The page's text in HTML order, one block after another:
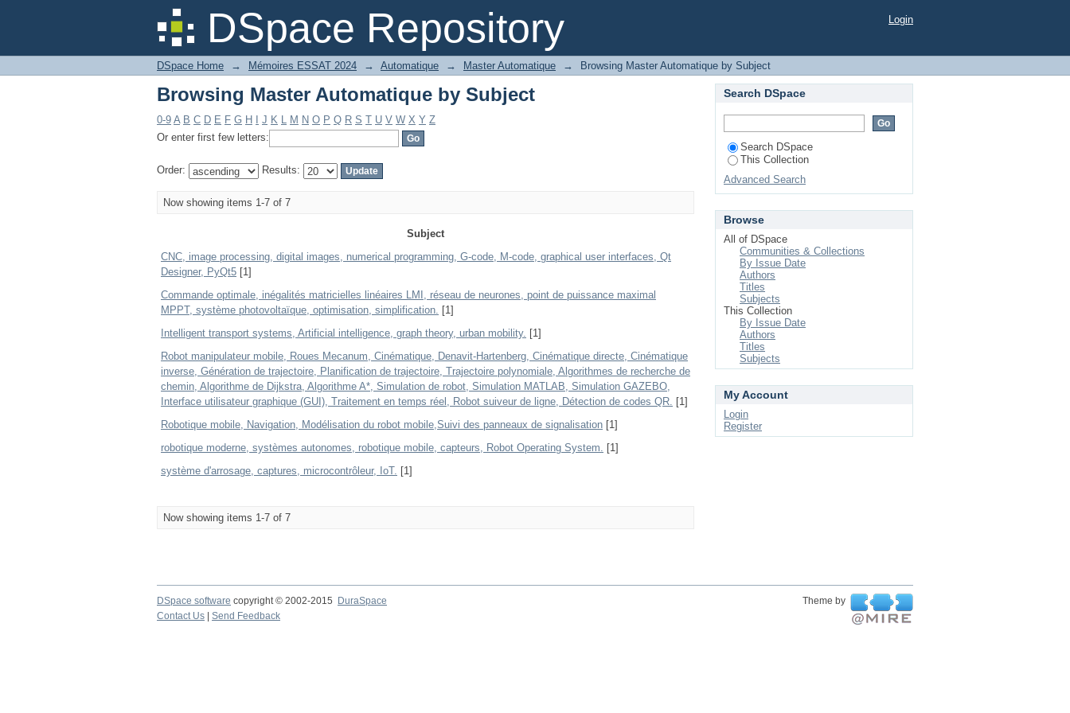
DSpace Repository
Browsing Master Automatique by Subject Login
DSpace Home → Mémoires ESSAT 2024 → Automatique → Master Automatique → Browsing Master Automatique by Subject
Browsing Master Automatique by Subject
0-9 A B C D E F G H J K L M N O P Q R S T U V W X Y Z
Or enter first few letters:
Order: Results:
Now showing items 1-7 of 7
Subject
CNC, image processing, digital images, numerical programming, G-code, M-code, graphical user interfaces, Qt
Designer, PyQt5 [1]
Commande optimale, inégalités matricielles linéaires LMI, réseau de neurones, point de puissance maximal
MPPT, système photovoltaïque, optimisation, simplification. [1]
Intelligent transport systems, Artificial intelligence, graph theory, urban mobility. [1]
Robot manipulateur mobile, Roues Mecanum, Cinématique, Denavit-Hartenberg, Cinématique directe, Cinématique
inverse, Génération de trajectoire, Planification de trajectoire, Trajectoire polynomiale, Algorithmes de recherche de
chemin, Algorithme de Dijkstra, Algorithme A*, Simulation de robot, Simulation MATLAB, Simulation GAZEBO,
Interface utilisateur graphique (GUI), Traitement en temps réel, Robot suiveur de ligne, Détection de codes QR. [1]
Robotique mobile, Navigation, Modélisation du robot mobile,Suivi des panneaux de signalisation [1]
robotique moderne, systèmes autonomes, robotique mobile, capteurs, Robot Operating System. [1]
système d'arrosage, captures, microcontrôleur, IoT. [1]
Now showing items 1-7 of 7
Search DSpace
Search DSpace
This Collection
Advanced Search
Browse
All of DSpace
Communities & Collections
By Issue Date
Authors
Titles
Subjects
This Collection
By Issue Date
Authors
Titles
Subjects
My Account
Login
Register
DSpace software copyright © 2002-2015 DuraSpace
Theme by
Contact Us
Send Feedback